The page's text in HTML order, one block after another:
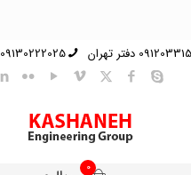
دفتر تهران 09130222025 دفتر اصفهان
0